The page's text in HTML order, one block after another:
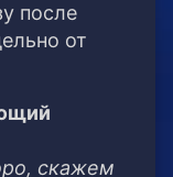
после
от
скажем